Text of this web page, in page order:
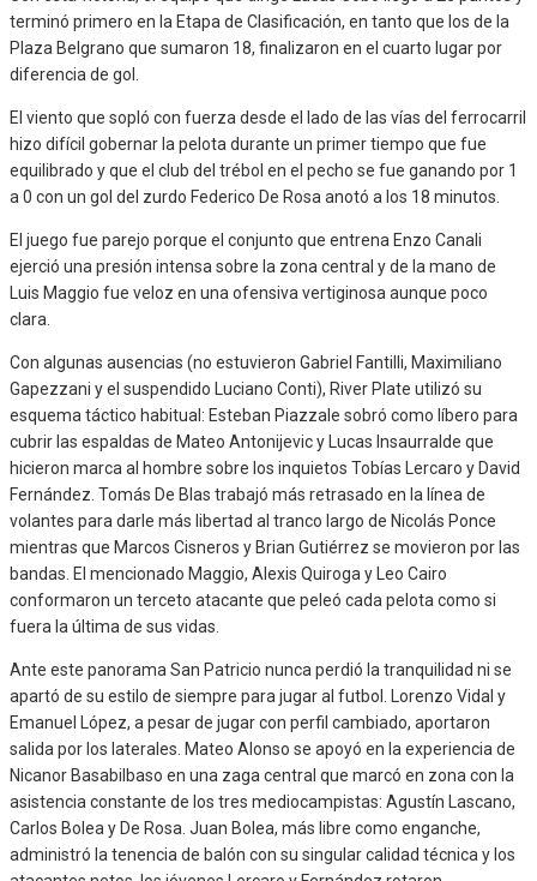
terminó primero en la Etapa de Clasificación, en tanto que los de la
Plaza Belgrano que sumaron 18, finalizaron en el cuarto lugar por
diferencia de gol.
El viento que sopló con fuerza desde el lado de las vías del ferrocarril
hizo difícil gobernar la pelota durante un primer tiempo que fue
equilibrado y que el club del trébol en el pecho se fue ganando por 1
a 0 con un gol del zurdo Federico De Rosa anotó a los 18 minutos.
El juego fue parejo porque el conjunto que entrena Enzo Canali
ejerció una presión intensa sobre la zona central y de la mano de
Luis Maggio fue veloz en una ofensiva vertiginosa aunque poco
clara.
Con algunas ausencias (no estuvieron Gabriel Fantilli, Maximiliano
Gapezzani y el suspendido Luciano Conti), River Plate utilizó su
esquema táctico habitual: Esteban Piazzale sobró como líbero para
cubrir las espaldas de Mateo Antonijevic y Lucas Insaurralde que
hicieron marca al hombre sobre los inquietos Tobías Lercaro y David
Fernández. Tomás De Blas trabajó más retrasado en la línea de
volantes para darle más libertad al tranco largo de Nicolás Ponce
mientras que Marcos Cisneros y Brian Gutiérrez se movieron por las
bandas. El mencionado Maggio, Alexis Quiroga y Leo Cairo
conformaron un terceto atacante que peleó cada pelota como si
fuera la última de sus vidas.
Ante este panorama San Patricio nunca perdió la tranquilidad ni se
apartó de su estilo de siempre para jugar al futbol. Lorenzo Vidal y
Emanuel López, a pesar de jugar con perfil cambiado, aportaron
salida por los laterales. Mateo Alonso se apoyó en la experiencia de
Nicanor Basabilbaso en una zaga central que marcó en zona con la
asistencia constante de los tres mediocampistas: Agustín Lascano,
Carlos Bolea y De Rosa. Juan Bolea, más libre como enganche,
administró la tenencia de balón con su singular calidad técnica y los